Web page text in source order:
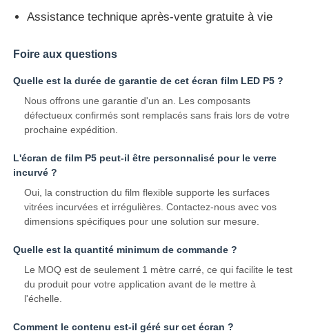
Assistance technique après-vente gratuite à vie
Foire aux questions
Quelle est la durée de garantie de cet écran film LED P5 ?
Nous offrons une garantie d'un an. Les composants
défectueux confirmés sont remplacés sans frais lors de votre
prochaine expédition.
L'écran de film P5 peut-il être personnalisé pour le verre
incurvé ?
Oui, la construction du film flexible supporte les surfaces
vitrées incurvées et irrégulières. Contactez-nous avec vos
dimensions spécifiques pour une solution sur mesure.
Quelle est la quantité minimum de commande ?
Le MOQ est de seulement 1 mètre carré, ce qui facilite le test
du produit pour votre application avant de le mettre à
l'échelle.
Comment le contenu est-il géré sur cet écran ?